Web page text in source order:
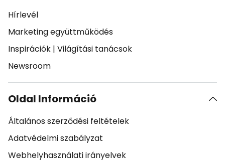
Hírlevél
Marketing együttműködés
Inspirációk | Világítási tanácsok
Newsroom
Oldal Információ
Általános szerződési feltételek
Adatvédelmi szabályzat
Webhelyhasználati irányelvek